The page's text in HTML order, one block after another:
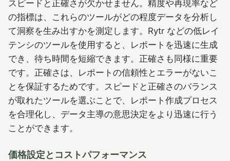
スピードと正確さが欠かせません。精度や再現率など
の指標は、これらのツールがどの程度データを分析し
て洞察を生み出すかを測定します。Rytr などの低レイ
テンシのツールを使用すると、レポートを迅速に生成
でき、待ち時間を短縮できます。正確さも同様に重要
です。正確さは、レポートの信頼性とエラーがないこ
とを保証するためです。スピードと正確さのバランス
が取れたツールを選ぶことで、レポート作成プロセス
を合理化し、データ主導の意思決定をより迅速に行う
ことができます。
価格設定とコストパフォーマンス